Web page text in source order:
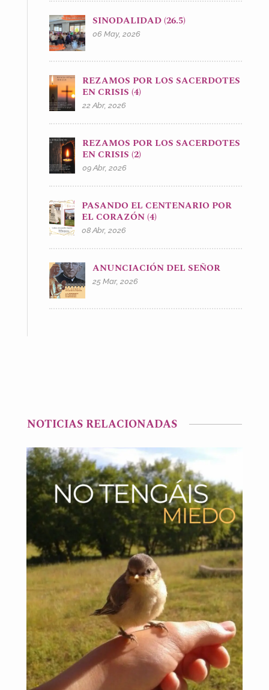
SINODALIDAD (26.5)
06 May, 2026
REZAMOS POR LOS SACERDOTES
EN CRISIS (4)
22 Abr, 2026
REZAMOS POR LOS SACERDOTES
EN CRISIS (2)
09 Abr, 2026
PASANDO EL CENTENARIO POR
EL CORAZÓN (4)
08 Abr, 2026
ANUNCIACIÓN DEL SEÑOR
25 Mar, 2026
NOTICIAS RELACIONADAS